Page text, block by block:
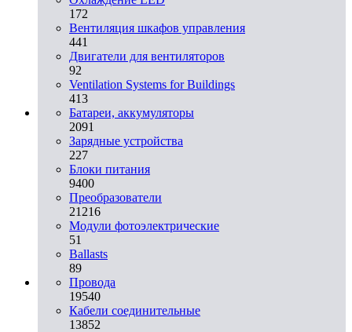
172
Вентиляция шкафов управления
441
Двигатели для вентиляторов
92
Ventilation Systems for Buildings
413
Батареи, аккумуляторы
2091
Зарядные устройства
227
Блоки питания
9400
Преобразователи
21216
Модули фотоэлектрические
51
Ballasts
89
Провода
19540
Кабели соединительные
13852